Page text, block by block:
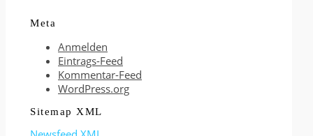
Meta
Anmelden
Eintrags-Feed
Kommentar-Feed
WordPress.org
Sitemap XML